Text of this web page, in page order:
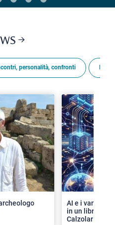
personalità, confronti
AI e i vantaggi
in un libro con
Calzolari
>